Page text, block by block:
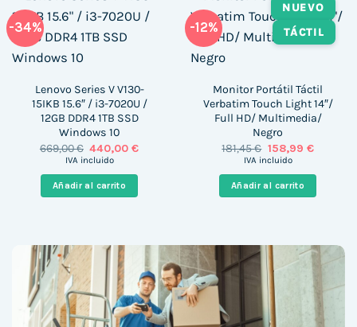
-34%
Lenovo Series V V130-
15IKB 15.6″ / i3-7020U /
12GB DDR4 1TB SSD
Windows 10
669,00€ El
precio
era:
669,00 €.
440,00€El
IVA incluido
Añadir al carrito
-12%
NUEVO
TÁCTIL
Monitor Portátil Táctil
Verbatim Touch Light 14″/
Full HD/ Multimedia/
Negro
181,45€ El
precio
era:
181,45 €.
158,99 €El
es:
158,99 €.
IVA incluido
Añadir al carrito